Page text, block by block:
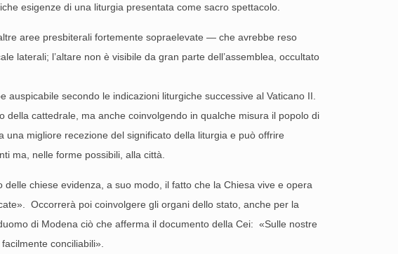
esigenze di una liturgia presentata come sacro spettacolo.
aree presbiterali fortemente sopraelevate — che avrebbe reso
laterali; l’altare non è visibile da gran parte dell’assemblea, occultato
secondo le indicazioni liturgiche successive al Vaticano II.
cattedrale, ma anche coinvolgendo in qualche misura il popolo di
migliore recezione del significato della liturgia e può offrire
ma, nelle forme possibili, alla città.
chiese evidenza, a suo modo, il fatto che la Chiesa vive e opera
Occorrerà poi coinvolgere gli organi dello stato, anche per la
di Modena ciò che afferma il documento della Cei: «Sulle nostre
conciliabili».